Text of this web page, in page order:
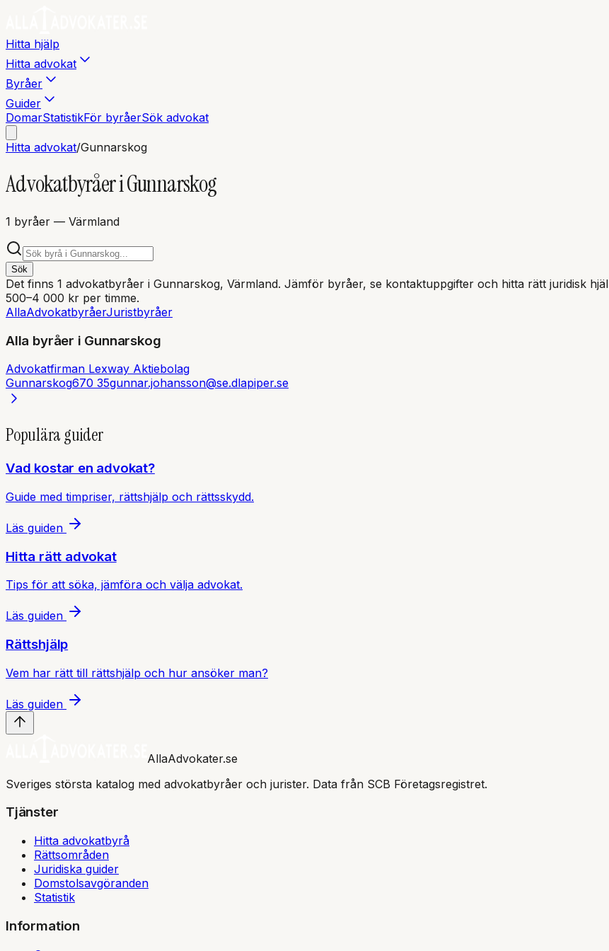
Hitta hjälp
Hitta advokat
Byråer
Guider
DomarStatistikFör byråerSök advokat
Hitta advokat/Gunnarskog
Advokatbyråer iGunnarskog
1 byråer — Värmland
Sök
Det finns 1 advokatbyråer i Gunnarskog, Värmland. Jämför byråer, se kontaktuppgifter och hitta rätt juridisk
500–4 000 kr per timme.
AllaAdvokatbyråerJuristbyråer
Alla byråer i Gunnarskog
Advokatfirman Lexway Aktiebolag
Gunnarskog670 35gunnar.johansson@se.dlapiper.se
Populära guider
Vad kostar en advokat?
Guide med timpriser, rättshjälp och rättsskydd.
Läs guiden
Hitta rätt advokat
Tips för att söka, jämföra och välja advokat.
Läs guiden
Rättshjälp
Vem har rätt till rättshjälp och hur ansöker man?
Läs guiden
AllaAdvokater.se
Sveriges största katalog med advokatbyråer och jurister. Data från SCB Företagsregistret.
Tjänster
Hitta advokatbyrå
Rättsområden
Juridiska guider
Domstolsavgöranden
Statistik
Information